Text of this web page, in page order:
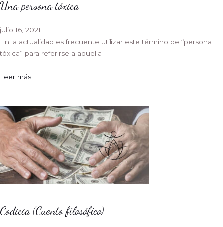
Una persona tóxica
julio 16, 2021
En la actualidad es frecuente utilizar este término de “persona
tóxica” para referirse a aquella
Leer más
Codicia (Cuento filosófico)